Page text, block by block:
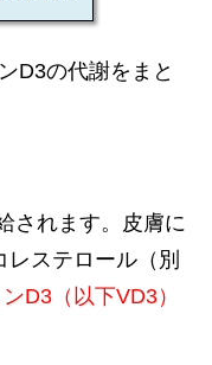
D3の代謝をまと
されます。皮膚に
ステロール（別
D3（以下VD3）